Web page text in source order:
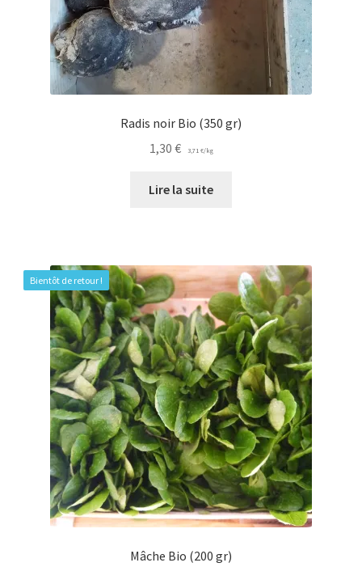
Radis noir Bio (350 gr)
1,30 € 3,71 €/kg
Lire la suite
Bientôt de retour !
Mâche Bio (200 gr)